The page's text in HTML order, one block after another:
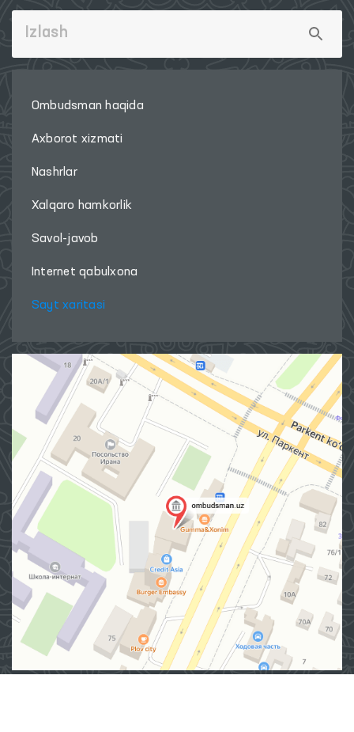
Ombudsman haqida
Axborot xizmati
Nashrlar
Xalqaro hamkorlik
Savol-javob
Internet qabulxona
Sayt xaritasi